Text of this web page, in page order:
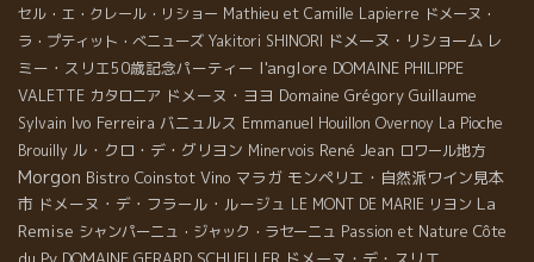
セル・エ・クレール・リショー Mathieu et Camille Lapierre ドメーヌ・
ラ・プティット・べニューズ Yakitori SHINORI ドメーヌ・リショーム レ
ミー・スリエ50歳記念パーティー l'anglore DOMAINE PHILIPPE
VALETTE カタロニア ドメーヌ・ヨヨ Domaine Grégory Guillaume
Sylvain Ivo Ferreira バニュルス Emmanuel Houillon Overnoy La Pioche
Brouilly ル・クロ・デ・グリヨン Minervois René Jean ロワール地方
Morgon Bistro Coinstot Vino マラガ モンペリエ・自然派ワイン見本
市 ドメーヌ・デ・フラール・ルージュ LE MONT DE MARIE リヨン La
Remise シャンパーニュ・ジャック・ラセーニュ Passion et Nature Côte